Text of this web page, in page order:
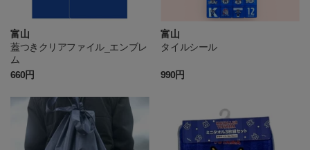
富山
蓋つきクリアファイル_エンブレ
ム
660円
富山
タイルシール
990円